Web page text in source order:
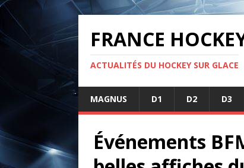
FRANCE
ACTUALITÉS DU HOCKEY SUR GLACE
MAGNUS D1 D2 D3
Événements